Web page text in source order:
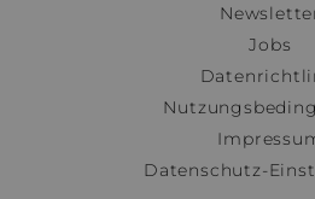
Jobs
Datenschutz-